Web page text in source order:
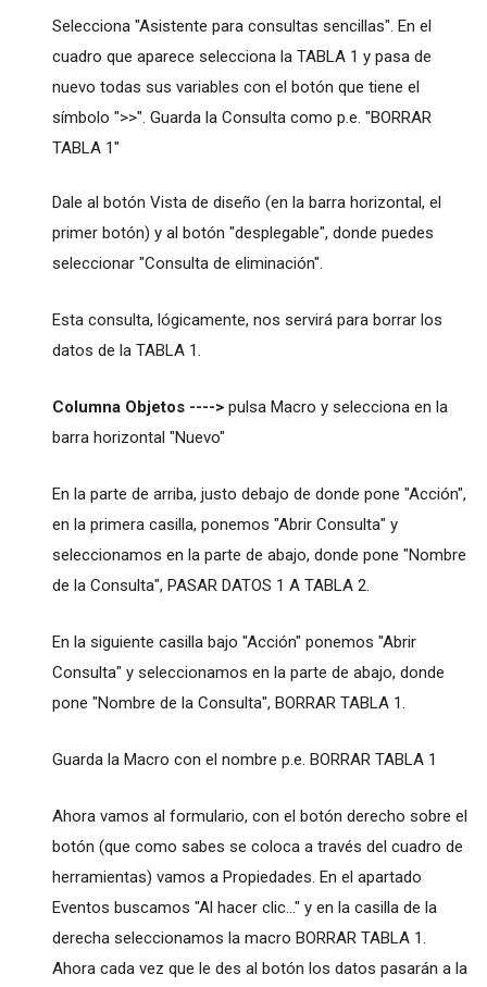
Selecciona "Asistente para consultas sencillas". En el
cuadro que aparece selecciona la TABLA 1 y pasa de
nuevo todas sus variables con el botón que tiene el
símbolo ">>". Guarda la Consulta como p.e. "BORRAR
TABLA 1"
Dale al botón Vista de diseño (en la barra horizontal, el
primer botón) y al botón "desplegable", donde puedes
seleccionar "Consulta de eliminación".
Esta consulta, lógicamente, nos servirá para borrar los
datos de la TABLA 1.
Columna Objetos ----> pulsa Macro y selecciona en la
barra horizontal "Nuevo"
En la parte de arriba, justo debajo de donde pone "Acción",
en la primera casilla, ponemos "Abrir Consulta" y
seleccionamos en la parte de abajo, donde pone "Nombre
de la Consulta", PASAR DATOS 1 A TABLA 2.
En la siguiente casilla bajo "Acción" ponemos "Abrir
Consulta" y seleccionamos en la parte de abajo, donde
pone "Nombre de la Consulta", BORRAR TABLA 1.
Guarda la Macro con el nombre p.e. BORRAR TABLA 1
Ahora vamos al formulario, con el botón derecho sobre el
botón (que como sabes se coloca a través del cuadro de
herramientas) vamos a Propiedades. En el apartado
Eventos buscamos "Al hacer clic..." y en la casilla de la
derecha seleccionamos la macro BORRAR TABLA 1.
Ahora cada vez que le des al botón los datos pasarán a la